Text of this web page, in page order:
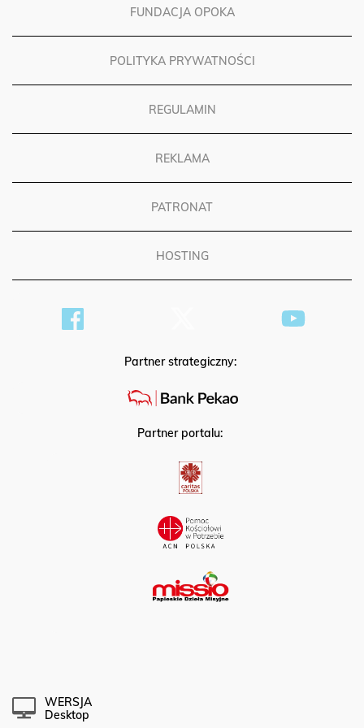
FUNDACJA OPOKA
POLITYKA PRYWATNOŚCI
REGULAMIN
REKLAMA
PATRONAT
HOSTING
Partner strategiczny:
Partner portalu:
WERSJA
Desktop